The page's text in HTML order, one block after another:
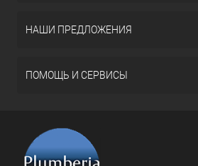
НАШИ ПРЕДЛОЖЕНИЯ
ПОМОЩЬ И СЕРВИСЫ